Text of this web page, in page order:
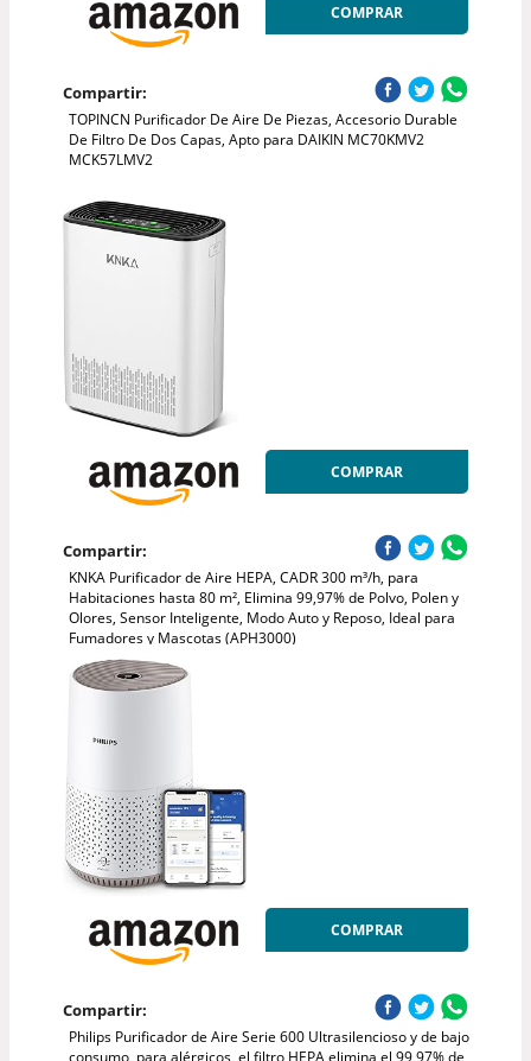
COMPRAR
Compartir:
TOPINCN Purificador De Aire De Piezas, Accesorio Durable
De Filtro De Dos Capas, Apto para DAIKIN MC70KMV2
MCK57LMV2
COMPRAR
Compartir:
KNKA Purificador de Aire HEPA, CADR 300 m³/h, para
Habitaciones hasta 80 m², Elimina 99,97% de Polvo, Polen y
Olores, Sensor Inteligente, Modo Auto y Reposo, Ideal para
Fumadores y Mascotas (APH3000)
COMPRAR
Compartir:
Philips Purificador de Aire Serie 600 Ultrasilencioso y de bajo